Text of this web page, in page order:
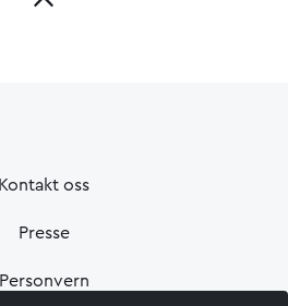
Kontakt oss
Presse
Personvern